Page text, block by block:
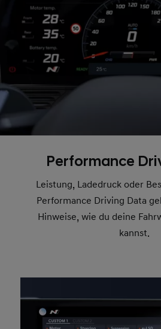
Performance
Leistung, Ladedruck oder
Performance Driving Data
Hinweise, wie du deine
kannst.